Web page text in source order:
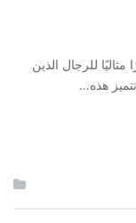
للرجال الذين
هذه…